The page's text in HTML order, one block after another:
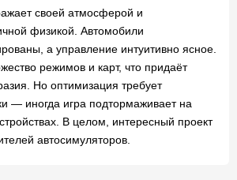
своей атмосферой и
физикой. Автомобили
а управление интуитивно ясное.
режимов и карт, что придаёт
Но оптимизация требует
— иногда игра подтормаживает на
В целом, интересный проект
автосимуляторов.